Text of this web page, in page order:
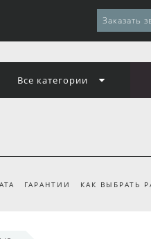
Заказать
Все категории
ГАРАНТИИ КАК ВЫБРАТЬ